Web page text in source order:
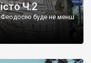
Ч.2
Феодосію буде не менш